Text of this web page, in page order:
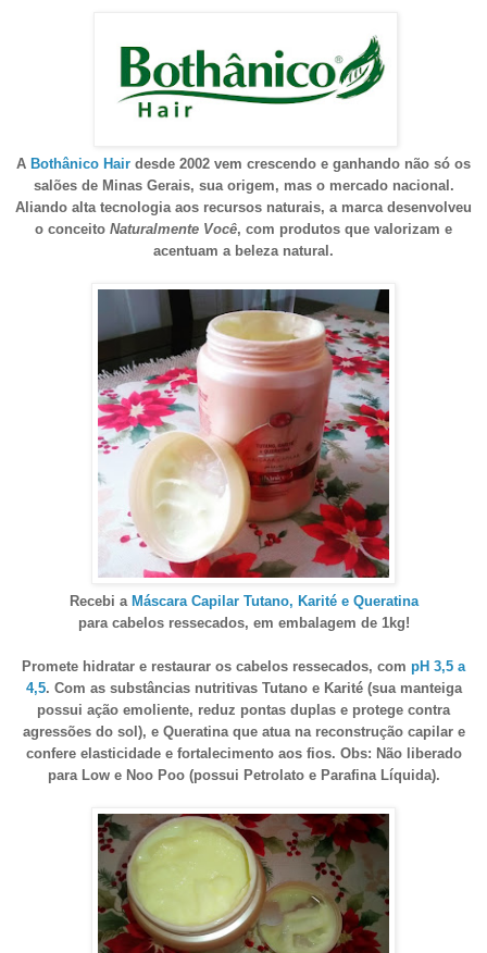
A Bothânico Hair desde 2002 vem crescendo e ganhando não só os
salões de Minas Gerais, sua origem, mas o mercado nacional.
Aliando alta tecnologia aos recursos naturais, a marca desenvolveu
o conceito Naturalmente Você, com produtos que valorizam e
acentuam a beleza natural.
Recebi a Máscara Capilar Tutano, Karité e Queratina
para cabelos ressecados, em embalagem de 1kg!
Promete hidratar e restaurar os cabelos ressecados, com pH 3,5 a
4,5. Com as substâncias nutritivas Tutano e Karité (sua manteiga
possui ação emoliente, reduz pontas duplas e protege contra
agressões do sol), e Queratina que atua na reconstrução capilar e
confere elasticidade e fortalecimento aos fios. Obs: Não liberado
para Low e Noo Poo (possui Petrolato e Parafina Líquida).